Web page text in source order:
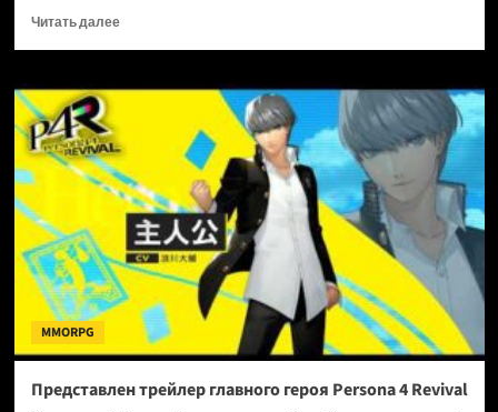
Читать далееПрочитать
Brave
Frontier
Origin
анонсирована
под
лозунгом
возвращения
к
истокам
MMORPG
Представлен трейлер главного героя Persona 4 Revival